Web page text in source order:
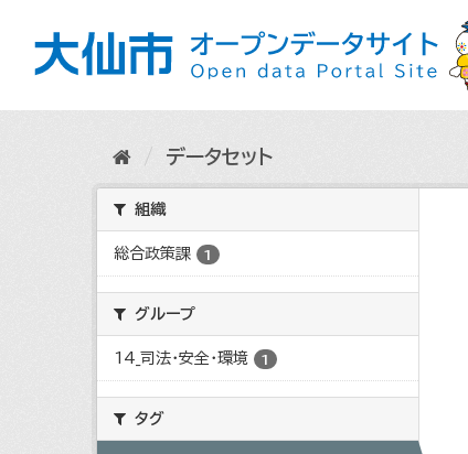
データセット
組織
総合政策課 1
グループ
14_司法・安全・環境 1
タグ